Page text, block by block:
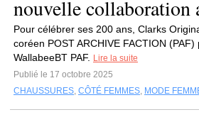
nouvelle collaboration
Pour célébrer ses 200 ans, Clarks
coréen POST ARCHIVE FACTION
WallabeeBT PAF.
Lire la suite
Publié le 17 octobre 2025
CHAUSSURES, CÔTÉ FEMMES, MODE